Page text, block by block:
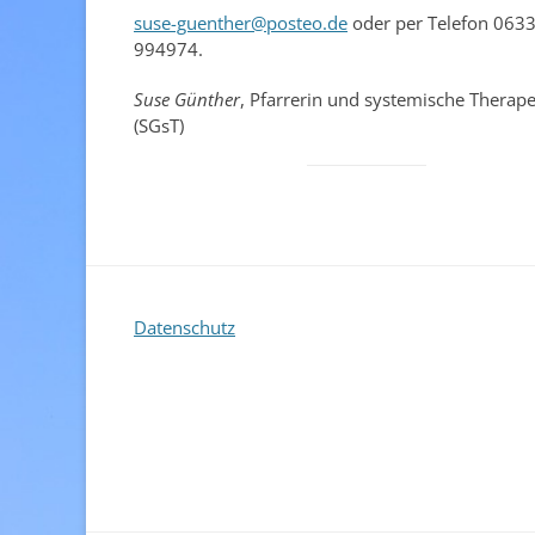
suse-guenther@posteo.de oder per Telefon
994974.
Suse Günther, Pfarrerin und systemische
(SGsT)
Datenschutz